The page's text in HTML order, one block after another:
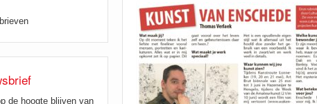
de hoogte blijven van